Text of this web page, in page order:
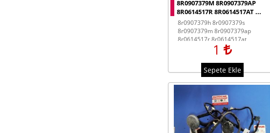
8R0907379M 8R0907379AP
8R0614517R 8R0614517AT ...
8r0907379h 8r0907379s
8r0907379m 8r0907379ap
8r0614517r 8r0614517at
8r0614517ag 8r0614517ap audi q5
1
Sepete Ekle